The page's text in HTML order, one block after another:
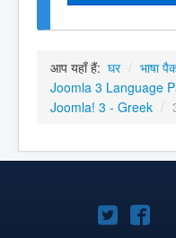
आप यहाँ हैं: घर / भाषा
Joomla 3 Language
Joomla! 3 - Greek /
Joomla!